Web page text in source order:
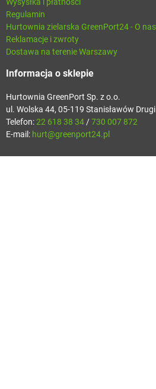
Wysysłka i płatności
Regulamin
Hurtownia zielarska GreenPort24 - O nas
Reklamacje i zwroty
Dostawa na terenie Warszawy
Informacja o sklepie
Hurtownia GreenPort Sp. z o.o.
ul. Wolska 44, 05-119 Stanisławów
Telefon:22 618 38 34/730 007 872
E-mail: hurt@greenport24.pl